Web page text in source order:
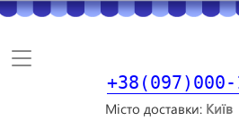
Toggle
Місто доставки